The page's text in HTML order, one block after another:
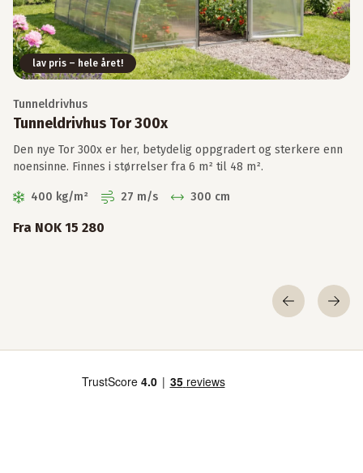
Se monteringsanvisningen for Oden 300x her!
lav pris – hele året!
Tunneldrivhus
Tunneldrivhus Tor 300x
Den nye Tor 300x er her, betydelig oppgradert og sterkere enn
noensinne. Finnes i størrelser fra 6 m² til 48 m².
400 kg/m² 27 m/s 300 cm
Fra NOK 15 280